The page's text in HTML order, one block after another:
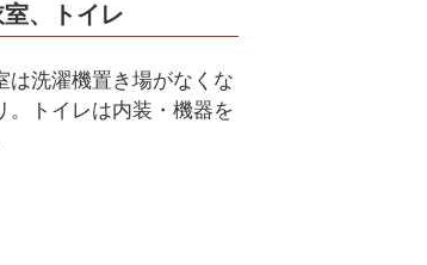
、トイレ
は洗濯機置き場がなくな
。トイレは内装・機器を